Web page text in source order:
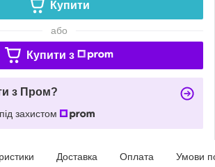
Купити
або
Купити з
з Пром?
захистом
Доставка Оплата Умови